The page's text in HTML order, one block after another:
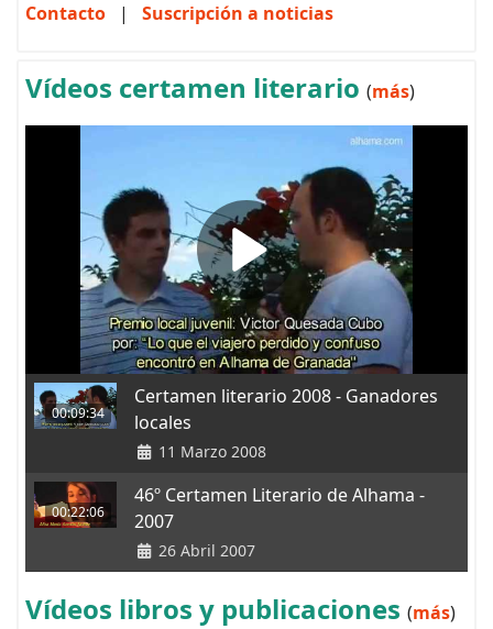
Contacto | Suscripción a noticias
Vídeos certamen literario (más)
00:09:34
Certamen literario 2008 - Ganadores
locales
11 Marzo 2008
00:22:06
46º Certamen Literario de Alhama -
2007
26 Abril 2007
Vídeos libros y publicaciones (más)